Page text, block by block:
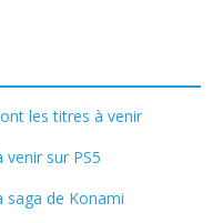
les titres à venir
sur PS5
saga de Konami